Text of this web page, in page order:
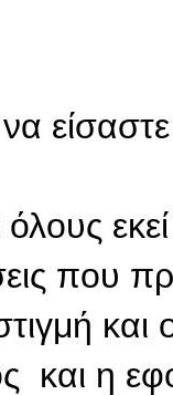
που
και
και η